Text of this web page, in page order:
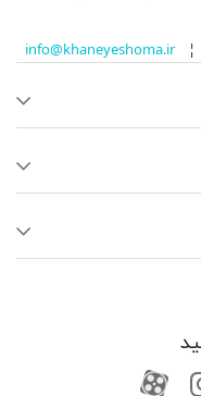
info@khaneyeshoma.ir¦
آپارات
کانال آپارات